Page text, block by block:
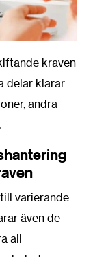
kraven
delar klarar
andra
varierande
även de
all